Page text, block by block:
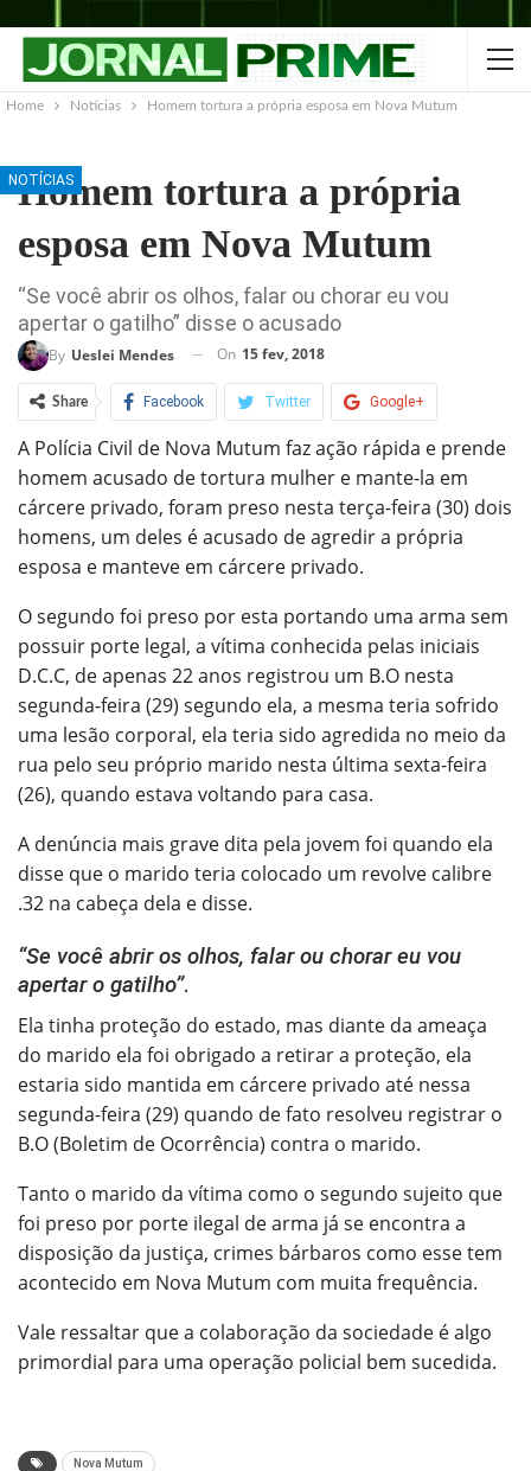
Home Notícias Homem tortura a própria esposa em Nova Mutum
NOTÍCIAS
Homem tortura a própria
esposa em Nova Mutum
“Se você abrir os olhos, falar ou chorar eu vou
apertar o gatilho” disse o acusado
By Ueslei Mendes On 15 fev, 2018
Share Facebook Twitter Google+
ReddIt WhatsApp Pinterest
A Polícia Civil de Nova Mutum faz ação rápida e prende
homem acusado de tortura mulher e mante-la em
cárcere privado, foram preso nesta terça-feira (30) dois
homens, um deles é acusado de agredir a própria
esposa e manteve em cárcere privado.
O segundo foi preso por esta portando uma arma sem
possuir porte legal, a vítima conhecida pelas iniciais
D.C.C, de apenas 22 anos registrou um B.O nesta
segunda-feira (29) segundo ela, a mesma teria sofrido
uma lesão corporal, ela teria sido agredida no meio da
rua pelo seu próprio marido nesta última sexta-feira
(26), quando estava voltando para casa.
A denúncia mais grave dita pela jovem foi quando ela
disse que o marido teria colocado um revolve calibre
.32 na cabeça dela e disse.
“Se você abrir os olhos, falar ou chorar eu vou
apertar o gatilho”.
Ela tinha proteção do estado, mas diante da ameaça
do marido ela foi obrigado a retirar a proteção, ela
estaria sido mantida em cárcere privado até nessa
segunda-feira (29) quando de fato resolveu registrar o
B.O (Boletim de Ocorrência) contra o marido.
Tanto o marido da vítima como o segundo sujeito que
foi preso por porte ilegal de arma já se encontra a
disposição da justiça, crimes bárbaros como esse tem
acontecido em Nova Mutum com muita frequência.
Vale ressaltar que a colaboração da sociedade é algo
primordial para uma operação policial bem sucedida.
Nova Mutum